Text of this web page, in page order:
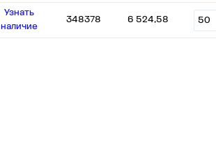
Узнать
наличие
348378 6 524,58